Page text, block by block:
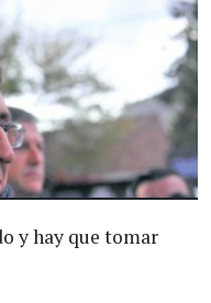
y hay que tomar